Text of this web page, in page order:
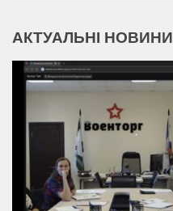
АКТУАЛЬНІ НОВИНИ